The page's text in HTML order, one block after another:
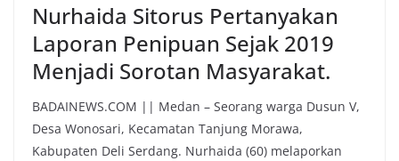
Nurhaida Sitorus Pertanyakan
Laporan Penipuan Sejak 2019
Menjadi Sorotan Masyarakat.
BADAINEWS.COM || Medan – Seorang warga Dusun V,
Desa Wonosari, Kecamatan Tanjung Morawa,
Kabupaten Deli Serdang. Nurhaida (60) melaporkan